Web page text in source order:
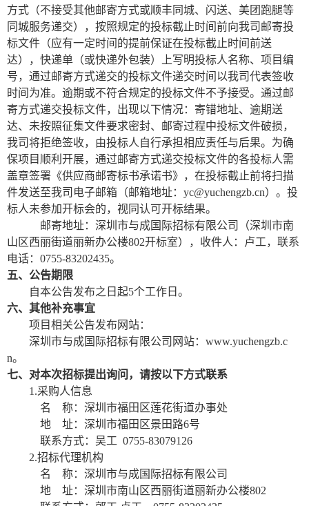
方式（不接受其他邮寄方式或顺丰同城、闪送、美团跑腿等
同城服务递交），按照规定的投标截止时间前向我司邮寄投
标文件（应有一定时间的提前保证在投标截止时间前送
达），快递单（或快递外包装）上写明投标人名称、项目编
号，通过邮寄方式递交的投标文件递交时间以我司代表签收
时间为准。逾期或不符合规定的投标文件不予接受。通过邮
寄方式递交投标文件，出现以下情况：寄错地址、逾期送
达、未按照征集文件要求密封、邮寄过程中投标文件破损，
我司将拒绝签收，由投标人自行承担相应责任与后果。为确
保项目顺利开展，通过邮寄方式递交投标文件的各投标人需
盖章签署《供应商邮寄标书承诺书》，在投标截止前将扫描
件发送至我司电子邮箱（邮箱地址：yc@yuchengzb.cn）。投
标人未参加开标会的，视同认可开标结果。
邮寄地址：深圳市与成国际招标有限公司（深圳市南
山区西丽街道丽新办公楼802开标室），收件人：卢工，联系
电话：0755-83202435。
五、公告期限
自本公告发布之日起5个工作日。
六、其他补充事宜
项目相关公告发布网站：
深圳市与成国际招标有限公司网站： www.yuchengzb.c
n。
七、对本次招标提出询问，请按以下方式联系
1.采购人信息
名
称：深圳市福田区莲花街道办事处
地
址：深圳市福田区景田路6号
联系方式：吴工 0755-83079126
2.招标代理机构
名
称：深圳市与成国际招标有限公司
地
址：深圳市南山区西丽街道丽新办公楼802